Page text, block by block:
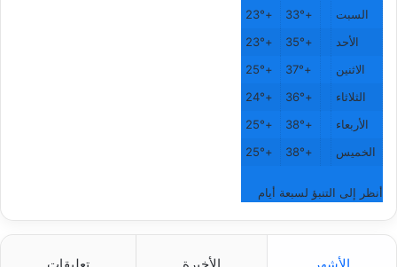
السبت
+
33°
+
23°
الأحد
+
35°
+
23°
الاثنين
+
37°
+
25°
الثلاثاء
+
36°
+
24°
الأربعاء
+
38°
+
25°
الخميس
+
38°
+
25°
أنظر إلى التنبؤ لسبعة أيام
الأشهر الأخيرة تعليقات